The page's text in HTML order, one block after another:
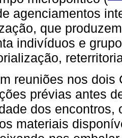
agenciamentos
que
indivíduos e
reuniões nos
prévias antes
dos encontros,
materiais